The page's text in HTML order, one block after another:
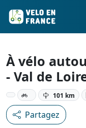
À vélo
- Val de
101 km
Partagez